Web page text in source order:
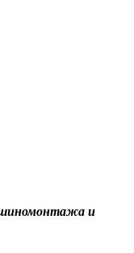
шиномонтажа и